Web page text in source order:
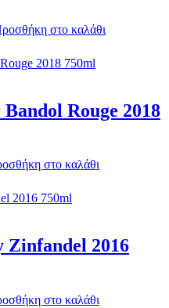
στο καλάθι
Rouge 2018
στο καλάθι
Zinfandel 2016
στο καλάθι